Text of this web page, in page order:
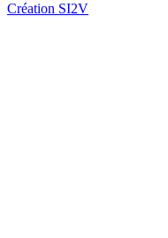
Création SI2V